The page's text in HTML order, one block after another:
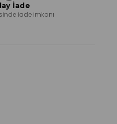
İade
iade imkanı